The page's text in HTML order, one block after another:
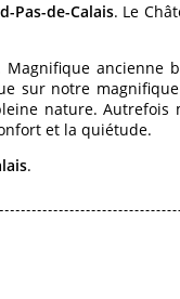
Pas-de-Calais. Le
ancienne
sur notre
nature. Autrefois
et la quiétude.
.